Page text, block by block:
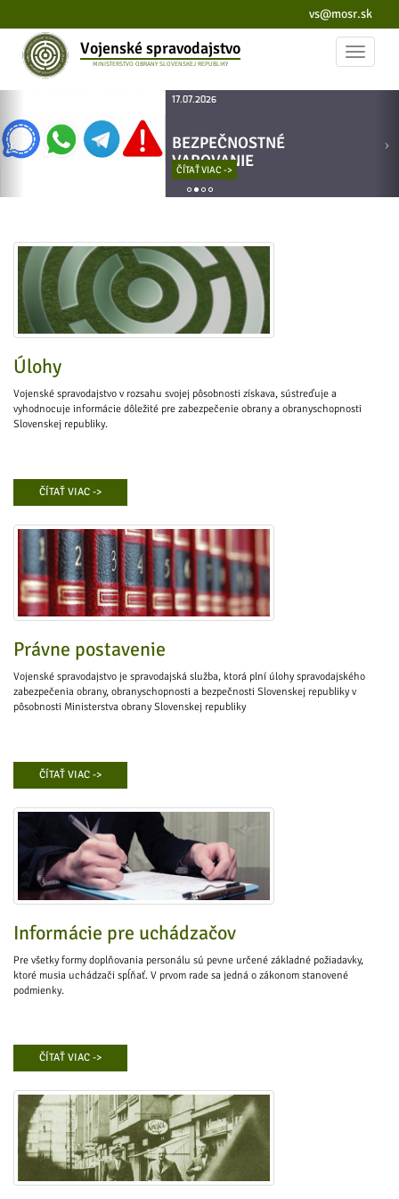
vs@mosr.sk
Vojenské spravodajstvo
MINISTERSTVO OBRANY SLOVENSKEJ REPUBLIKY
Toggle
17.07.2026
BEZPEČNOSTNÉ
VAROVANIE
ČÍTAŤ VIAC ->
Úlohy
Vojenské spravodajstvo v rozsahu svojej pôsobnosti získava, sústreďuje a
vyhodnocuje informácie dôležité pre zabezpečenie obrany a obranyschopnosti
Slovenskej republiky.
ČÍTAŤ VIAC ->
Právne postavenie
Vojenské spravodajstvo je spravodajská služba, ktorá plní úlohy spravodajského
zabezpečenia obrany, obranyschopnosti a bezpečnosti Slovenskej republiky v
pôsobnosti Ministerstva obrany Slovenskej republiky
ČÍTAŤ VIAC ->
Informácie pre uchádzačov
Pre všetky formy doplňovania personálu sú pevne určené základné požiadavky,
ktoré musia uchádzači spĺňať. V prvom rade sa jedná o zákonom stanovené
podmienky.
ČÍTAŤ VIAC ->